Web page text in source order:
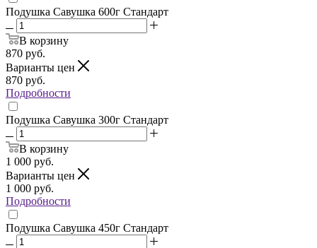
Подушка Савушка 600г Стандарт
В корзину
870 руб.
Варианты цен
870 руб.
Подробности
Подушка Савушка 300г Стандарт
В корзину
1 000 руб.
Варианты цен
1 000 руб.
Подробности
Подушка Савушка 450г Стандарт